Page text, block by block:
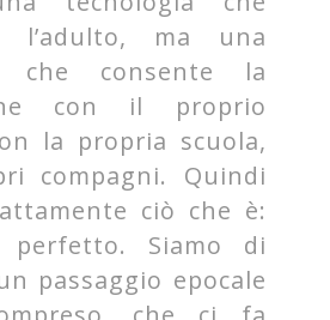
l’adulto, ma una
che consente la
con il proprio
la propria scuola,
compagni. Quindi
ciò che è:
perfetto. Siamo di
passaggio epocale